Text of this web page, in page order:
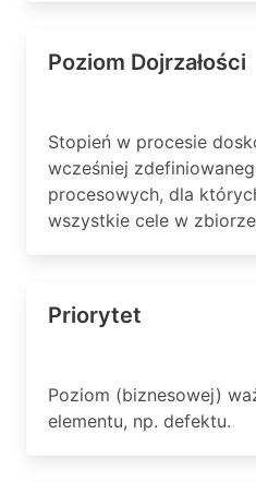
Poziom Dojrzałości
Stopień w procesie
wcześniej
procesowych, dla
wszystkie cele w
Priorytet
Poziom (biznesowej)
elementu, np. defektu.